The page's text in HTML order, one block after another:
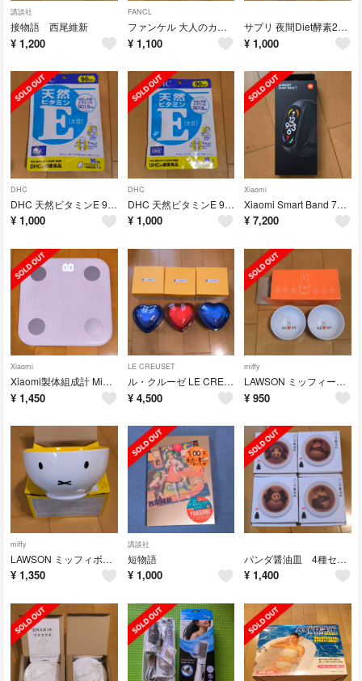
講談社
接物語 西尾維新
¥ 1,200
FANCL
ファンケル 大人のカロリミット(90粒入)賞味期限2026.2
¥ 1,100
サプリ 夜間Diet酵素232（132粒）2027.3期限
¥ 1,000
DHC
DHC 天然ビタミンE 90日分 大豆(90粒入)
¥ 1,000
DHC
DHC 天然ビタミンE 90日分 1パック 2026.7期限
¥ 1,000
Xiaomi
Xiaomi Smart Band 7（新品未開封）
¥ 7,200
Xiaomi
Xiaomi製体組成計 Miスマート体組成計2
¥ 1,450
LE CREUSET
ル・クルーゼ LE CREUSET ラムカン ダムール 蓋付 910031×3個
¥ 4,500
miffy
LAWSON ミッフィー小鉢 非売品未使用
¥ 950
miffy
LAWSON ミッフィボウル非売品（未使用）
¥ 1,350
講談社
短物語
¥ 1,000
パンダ醤油皿 4種セット
¥ 1,400